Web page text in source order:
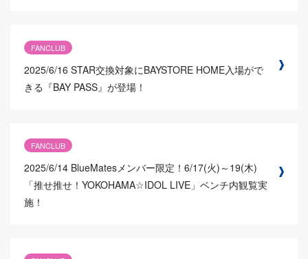
FANCLUB
2025/6/16 STAR交換対象にBAYSTORE HOME入場がで
きる『BAY PASS』が登場！
FANCLUB
2025/6/14 BlueMatesメンバー限定！6/17(火)～19(木)
「推せ推せ！YOKOHAMA☆IDOL LIVE」ベンチ内観覧実
施！